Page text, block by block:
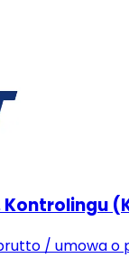
Kontrolingu
/ umowa o